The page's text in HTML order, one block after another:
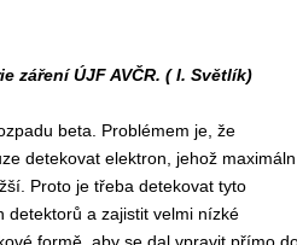
záření ÚJF AVČR. ( I. Světlík)
beta. Problémem je, že
detekovat elektron, jehož
Proto je třeba detekovat tyto
detektorů a zajistit velmi nízké
formě, aby se dal vpravit přímo